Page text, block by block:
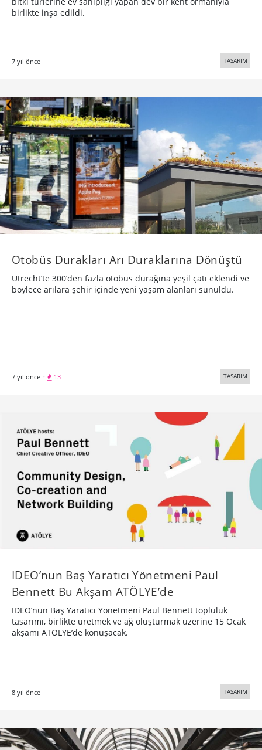
birlikte inşa edildi.
7 yıl önce TASARIM
Otobüs Durakları Arı Duraklarına Dönüştü
Utrecht’te 300’den fazla otobüs durağına yeşil çatı eklendi ve
böylece arılara şehir içinde yeni yaşam alanları sunuldu.
7 yıl önce · 13 TASARIM
IDEO’nun Baş Yaratıcı Yönetmeni Paul
Bennett Bu Akşam ATÖLYE’de
IDEO’nun Baş Yaratıcı Yönetmeni Paul Bennett topluluk
tasarımı, birlikte üretmek ve ağ oluşturmak üzerine 15 Ocak
akşamı ATÖLYE’de konuşacak.
8 yıl önce TASARIM